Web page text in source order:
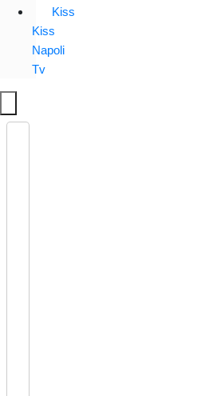
Kiss
Kiss
Napoli
Tv